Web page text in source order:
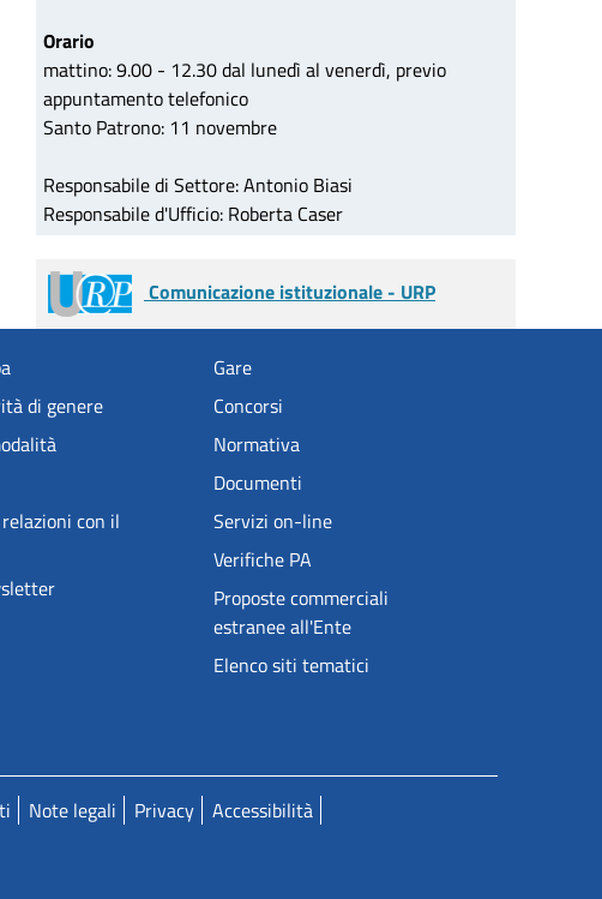
Orario
mattino: 9.00 - 12.30 dal lunedì al venerdì, previo
appuntamento telefonico
Santo Patrono: 11 novembre
Responsabile di Settore: Antonio Biasi
Responsabile d'Ufficio: Roberta Caser
Comunicazione istituzionale - URP
di genere
con il
Gare
Concorsi
Normativa
Documenti
Servizi on-line
Verifiche PA
Proposte commerciali
estranee all'Ente
Elenco siti tematici
Note legali Privacy Accessibilità